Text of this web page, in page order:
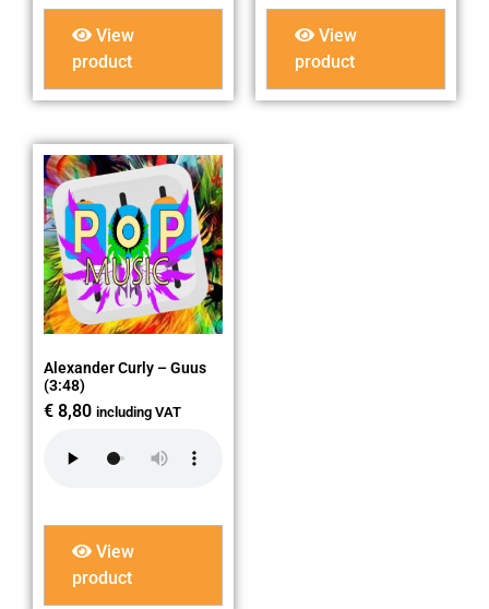
View
product
View
product
Alexander Curly – Guus
(3:48)
€ 8,80 including VAT
View
product